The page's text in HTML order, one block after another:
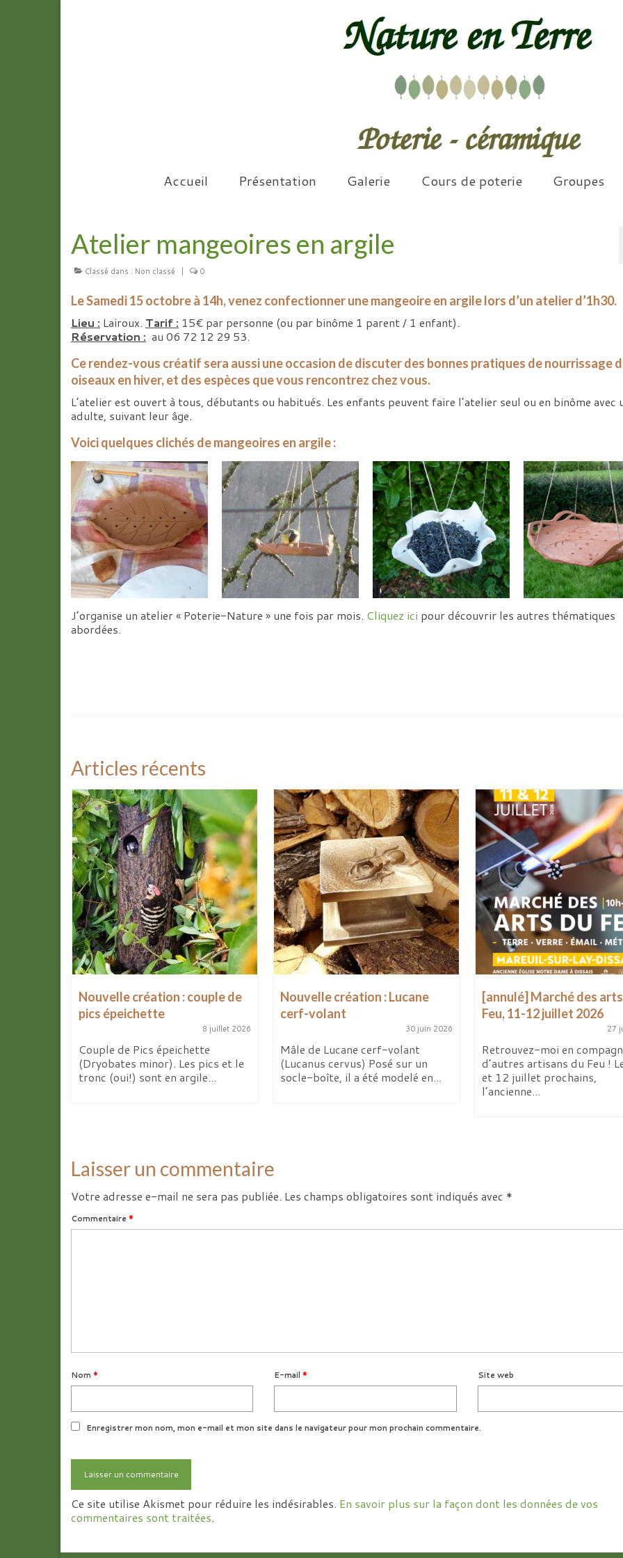
Accueil Présentation Galerie Cours de poterie Groupes
Atelier mangeoires en argile
Classé dans : Non classé | 0
Le Samedi 15 octobre à 14h, venez confectionner une mangeoire en argile lors d’un atelier d’1h30.
Lieu : Lairoux. Tarif : 15€ par personne (ou par binôme 1 parent / 1 enfant).
Réservation : au 06 72 12 29 53.
Ce rendez-vous créatif sera aussi une occasion de discuter des bonnes pratiques de nourrissage
oiseaux en hiver, et des espèces que vous rencontrez chez vous.
L’atelier est ouvert à tous, débutants ou habitués. Les enfants peuvent faire l’atelier seul ou en binôme avec
adulte, suivant leur âge.
Voici quelques clichés de mangeoires en argile :
J’organise un atelier « Poterie-Nature » une fois par mois. Cliquez ici pour découvrir les autres thématiques
abordées.
Articles récents
Nouvelle création : couple de
pics épeichette
8 juillet 2026
Couple de Pics épeichette
(Dryobates minor). Les pics et le
tronc (oui!) sont en argile...
Nouvelle création : Lucane
cerf-volant
30 juin 2026
Mâle de Lucane cerf-volant
(Lucanus cervus) Posé sur un
socle-boîte, il a été modelé en...
[annulé] Marché des
Feu, 11-12 juillet 2026
27
Retrouvez-moi en
d’autres artisans du Feu !
et 12 juillet prochains,
l’ancienne...
Laisser un commentaire
Votre adresse e-mail ne sera pas publiée. Les champs obligatoires sont indiqués avec *
Commentaire *
Nom * E-mail * Site web
Enregistrer mon nom, mon e-mail et mon site dans le navigateur pour mon prochain commentaire.
Ce site utilise Akismet pour réduire les indésirables. En savoir plus sur la façon dont les données de vos
commentaires sont traitées.